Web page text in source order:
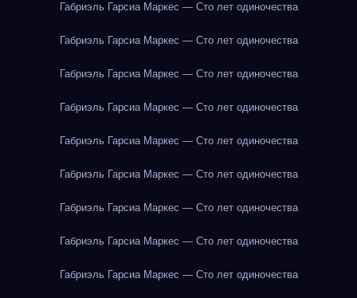
Габриэль Гарсиа Маркес — Сто лет одиночества
Габриэль Гарсиа Маркес — Сто лет одиночества
Габриэль Гарсиа Маркес — Сто лет одиночества
Габриэль Гарсиа Маркес — Сто лет одиночества
Габриэль Гарсиа Маркес — Сто лет одиночества
Габриэль Гарсиа Маркес — Сто лет одиночества
Габриэль Гарсиа Маркес — Сто лет одиночества
Габриэль Гарсиа Маркес — Сто лет одиночества
Габриэль Гарсиа Маркес — Сто лет одиночества